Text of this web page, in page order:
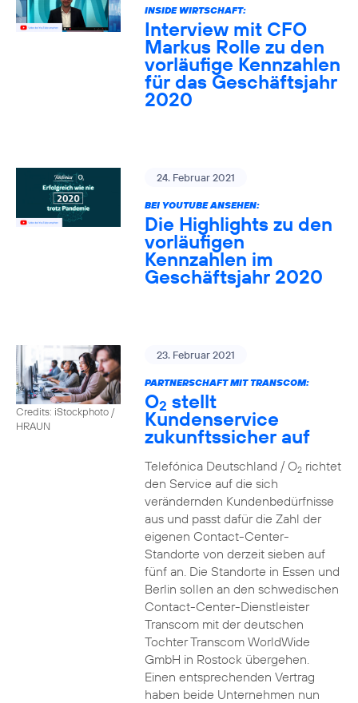
INSIDE WIRTSCHAFT:
Interview mit CFO
Markus Rolle zu den
vorläufige Kennzahlen
für das Geschäftsjahr
2020
24. Februar 2021
BEI YOUTUBE ANSEHEN:
Die Highlights zu den
vorläufigen
Kennzahlen im
Geschäftsjahr 2020
Credits: iStockphoto /
HRAUN
23. Februar 2021
PARTNERSCHAFT MIT TRANSCOM:
O2 stellt
Kundenservice
zukunftssicher auf
Telefónica Deutschland / O2richtet
den Service auf die sich
verändernden Kundenbedürfnisse
aus und passt dafür die Zahl der
eigenen Contact-Center-
Standorte von derzeit sieben auf
fünf an. Die Standorte in Essen und
Berlin sollen an den schwedischen
Contact-Center-Dienstleister
Transcom mit der deutschen
Tochter Transcom WorldWide
GmbH in Rostock übergehen.
Einen entsprechenden Vertrag
haben beide Unternehmen nun